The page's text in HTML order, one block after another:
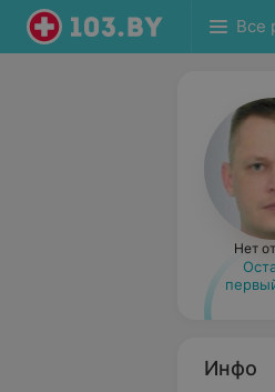
Все
Нет
Инфо